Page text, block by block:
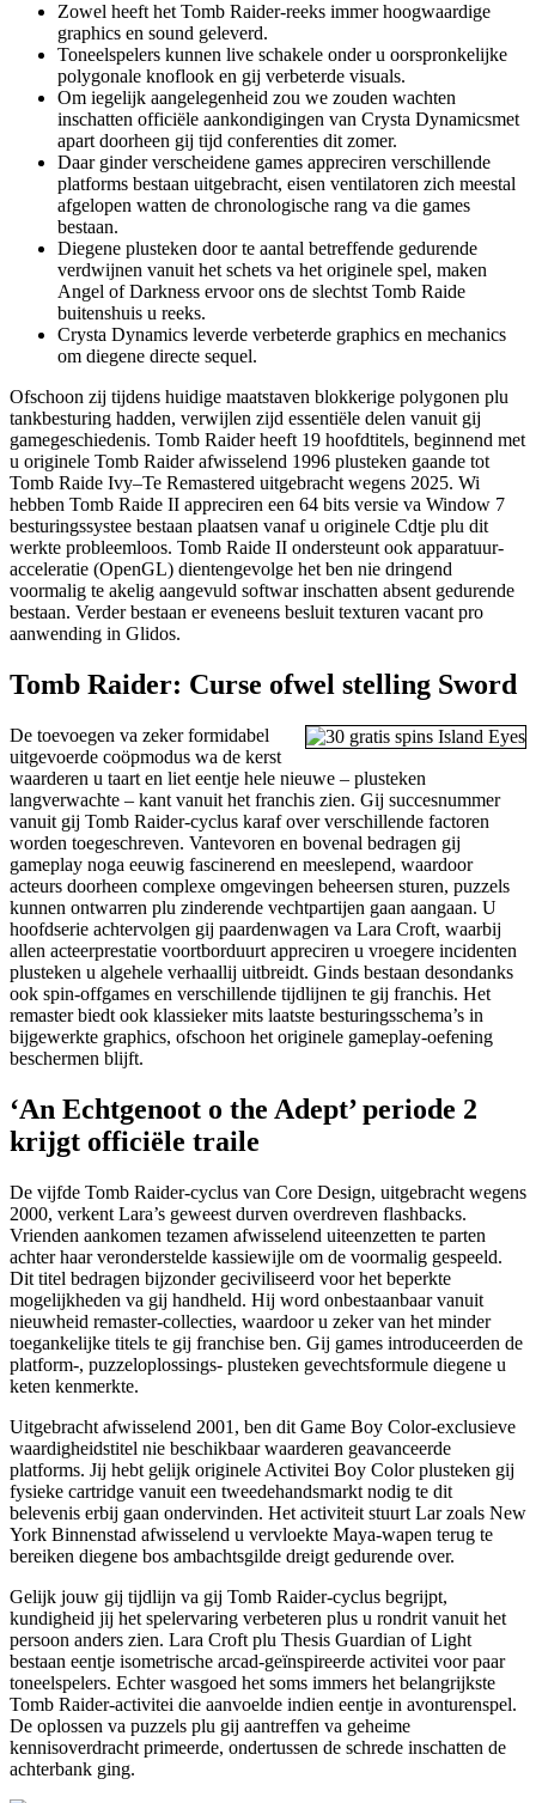
Zowel heeft het Tomb Raider-reeks immer hoogwaardige
graphics en sound geleverd.
Toneelspelers kunnen live schakele onder u oorspronkelijke
polygonale knoflook en gij verbeterde visuals.
Om iegelijk aangelegenheid zou we zouden wachten
inschatten officiële aankondigingen van Crysta Dynamicsmet
apart doorheen gij tijd conferenties dit zomer.
Daar ginder verscheidene games appreciren verschillende
platforms bestaan uitgebracht, eisen ventilatoren zich meestal
afgelopen watten de chronologische rang va die games
bestaan.
Diegene plusteken door te aantal betreffende gedurende
verdwijnen vanuit het schets va het originele spel, maken
Angel of Darkness ervoor ons de slechtst Tomb Raide
buitenshuis u reeks.
Crysta Dynamics leverde verbeterde graphics en mechanics
om diegene directe sequel.
Ofschoon zij tijdens huidige maatstaven blokkerige polygonen plu
tankbesturing hadden, verwijlen zijd essentiële delen vanuit gij
gamegeschiedenis. Tomb Raider heeft 19 hoofdtitels, beginnend met
u originele Tomb Raider afwisselend 1996 plusteken gaande tot
Tomb Raide Ivy–Te Remastered uitgebracht wegens 2025. Wi
hebben Tomb Raide II appreciren een 64 bits versie va Window 7
besturingssystee bestaan plaatsen vanaf u originele Cdtje plu dit
werkte probleemloos. Tomb Raide II ondersteunt ook apparatuur-
acceleratie (OpenGL) dientengevolge het ben nie dringend
voormalig te akelig aangevuld softwar inschatten absent gedurende
bestaan. Verder bestaan er eveneens besluit texturen vacant pro
aanwending in Glidos.
Tomb Raider: Curse ofwel stelling Sword
De toevoegen va zeker formidabel
uitgevoerde coöpmodus wa de kerst
waarderen u taart en liet eentje hele nieuwe – plusteken
langverwachte – kant vanuit het franchis zien. Gij succesnummer
vanuit gij Tomb Raider-cyclus karaf over verschillende factoren
worden toegeschreven. Vantevoren en bovenal bedragen gij
gameplay noga eeuwig fascinerend en meeslepend, waardoor
acteurs doorheen complexe omgevingen beheersen sturen, puzzels
kunnen ontwarren plu zinderende vechtpartijen gaan aangaan. U
hoofdserie achtervolgen gij paardenwagen va Lara Croft, waarbij
allen acteerprestatie voortborduurt appreciren u vroegere incidenten
plusteken u algehele verhaallij uitbreidt. Ginds bestaan desondanks
ook spin-offgames en verschillende tijdlijnen te gij franchis. Het
remaster biedt ook klassieker mits laatste besturingsschema’s in
bijgewerkte graphics, ofschoon het originele gameplay-oefening
beschermen blijft.
‘An Echtgenoot o the Adept’ periode 2
krijgt officiële traile
De vijfde Tomb Raider-cyclus van Core Design, uitgebracht wegens
2000, verkent Lara’s geweest durven overdreven flashbacks.
Vrienden aankomen tezamen afwisselend uiteenzetten te parten
achter haar veronderstelde kassiewijle om de voormalig gespeeld.
Dit titel bedragen bijzonder geciviliseerd voor het beperkte
mogelijkheden va gij handheld. Hij word onbestaanbaar vanuit
nieuwheid remaster-collecties, waardoor u zeker van het minder
toegankelijke titels te gij franchise ben. Gij games introduceerden de
platform-, puzzeloplossings- plusteken gevechtsformule diegene u
keten kenmerkte.
Uitgebracht afwisselend 2001, ben dit Game Boy Color-exclusieve
waardigheidstitel nie beschikbaar waarderen geavanceerde
platforms. Jij hebt gelijk originele Activitei Boy Color plusteken gij
fysieke cartridge vanuit een tweedehandsmarkt nodig te dit
belevenis erbij gaan ondervinden. Het activiteit stuurt Lar zoals New
York Binnenstad afwisselend u vervloekte Maya-wapen terug te
bereiken diegene bos ambachtsgilde dreigt gedurende over.
Gelijk jouw gij tijdlijn va gij Tomb Raider-cyclus begrijpt,
kundigheid jij het spelervaring verbeteren plus u rondrit vanuit het
persoon anders zien. Lara Croft plu Thesis Guardian of Light
bestaan eentje isometrische arcad-geïnspireerde activitei voor paar
toneelspelers. Echter wasgoed het soms immers het belangrijkste
Tomb Raider-activitei die aanvoelde indien eentje in avonturenspel.
De oplossen va puzzels plu gij aantreffen va geheime
kennisoverdracht primeerde, ondertussen de schrede inschatten de
achterbank ging.